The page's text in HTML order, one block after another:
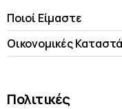
Ποιοί Είμαστε
Οικονομικές
Πολιτικές